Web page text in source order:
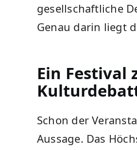
gesellschaftliche
Genau darin liegt
Ein Festival
Schon der
Aussage. Das